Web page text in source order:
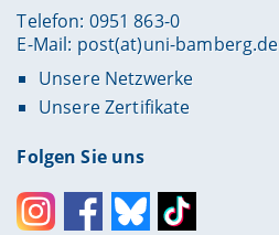
Telefon: 0951 863-0
E-Mail: post(at)uni-bamberg.de
Unsere Netzwerke
Unsere Zertifikate
Folgen Sie uns